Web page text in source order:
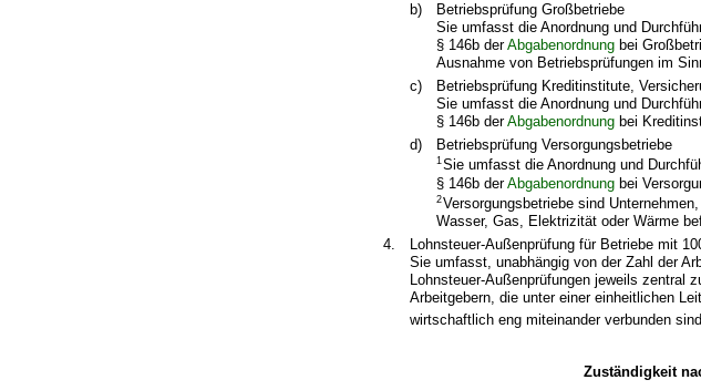
b)
Betriebsprüfung Großbetriebe
Sie umfasst die Anordnung und
§ 146b derAbgabenordnung bei
Ausnahme von Betriebsprüfungen im
c)
Betriebsprüfung Kreditinstitute,
Sie umfasst die Anordnung und
§ 146b derAbgabenordnung bei
d)
Betriebsprüfung Versorgungsbetriebe
1Sie umfasst die Anordnung und
§ 146b derAbgabenordnung bei
2Versorgungsbetriebe sind
Wasser, Gas, Elektrizität oder Wärme
4.
Lohnsteuer-Außenprüfung für Betriebe mit
Sie umfasst, unabhängig von der Zahl der
Lohnsteuer-Außenprüfungen jeweils zentral
Arbeitgebern, die unter einer einheitlichen
wirtschaftlich eng miteinander verbunden
Zuständigkeit